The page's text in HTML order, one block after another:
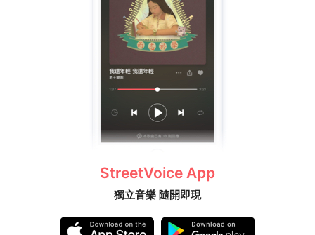
StreetVoice App
獨立音樂 隨開即現